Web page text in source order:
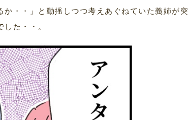
・・」と動揺しつつ考えあぐねていた義姉が突
た・・。